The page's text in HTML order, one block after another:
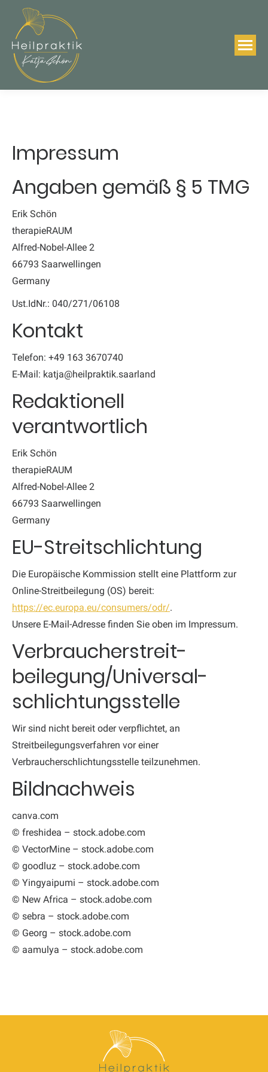
Impressum
Angaben gemäß § 5 TMG
Erik Schön
therapieRAUM
Alfred-Nobel-Allee 2
66793 Saarwellingen
Germany
Ust.IdNr.: 040/271/06108
Kontakt
Telefon: +49 163 3670740
E-Mail: katja@heilpraktik.saarland
Redaktionell
verantwortlich
Erik Schön
therapieRAUM
Alfred-Nobel-Allee 2
66793 Saarwellingen
Germany
EU-Streitschlichtung
Die Europäische Kommission stellt eine Plattform zur
Online-Streitbeilegung (OS) bereit:
https://ec.europa.eu/consumers/odr/.
Unsere E-Mail-Adresse finden Sie oben im Impressum.
Verbraucher­streit­
beilegung/Universal­
schlichtungs­stelle
Wir sind nicht bereit oder verpflichtet, an
Streitbeilegungsverfahren vor einer
Verbraucherschlichtungsstelle teilzunehmen.
Bildnachweis
canva.com
© freshidea – stock.adobe.com
© VectorMine – stock.adobe.com
© goodluz – stock.adobe.com
© Yingyaipumi – stock.adobe.com
© New Africa – stock.adobe.com
© sebra – stock.adobe.com
© Georg – stock.adobe.com
© aamulya – stock.adobe.com